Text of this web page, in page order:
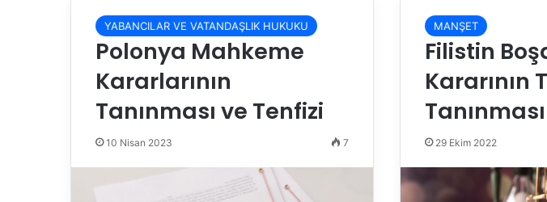
YABANCILAR VE VATANDAŞLIK HUKUKU
Polonya Mahkeme
Kararlarının
Tanınması ve Tenfizi
10 Nisan 2023 7
MANŞET
Filistin
Kararının
Tanınması
29 Ekim 2022